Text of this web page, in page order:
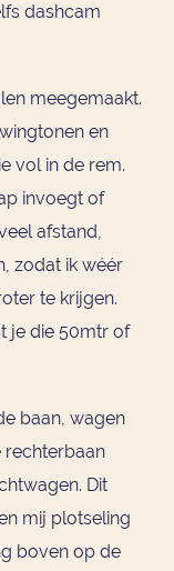
dashcam
meegemaakt.
en
vol in de rem.
invoegt of
afstand,
zodat ik wéér
te krijgen.
je die 50mtr of
baan, wagen
rechterbaan
Dit
mij plotseling
boven op de